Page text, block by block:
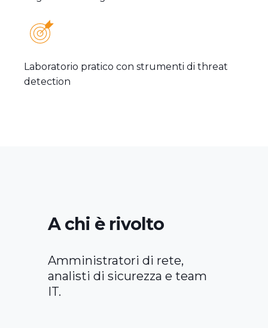
Laboratorio pratico con strumenti di threat
detection
A chi è rivolto
Amministratori di rete,
analisti di sicurezza e team
IT.